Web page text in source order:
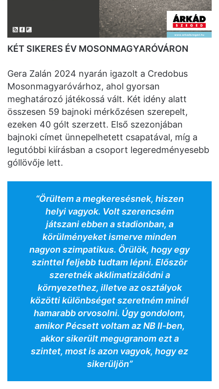
KÉT SIKERES ÉV MOSONMAGYARÓVÁRON
Gera Zalán 2024 nyarán igazolt a Credobus
Mosonmagyaróvárhoz, ahol gyorsan
meghatározó játékossá vált. Két idény alatt
összesen 59 bajnoki mérkőzésen szerepelt,
ezeken 40 gólt szerzett. Első szezonjában
bajnoki címet ünnepelhetett csapatával, míg a
legutóbbi kiírásban a csoport legeredményesebb
góllövője lett.
“Örültem a megkeresésnek, hiszen
helyi vagyok. Volt szerencsém
játszani ebben a stadionban, a
körülményeket ismerve minden
nagyon szimpatikus. Örülök, hogy egy
szinttel feljebb tudtam lépni. Először
szeretnék akklimatizálódni a
környezethez, illetve az osztályok
közötti különbséget szeretném minél
hamarabb orvosolni. Úgy gondolom,
amikor Pécsett voltam az NB II-ben,
akkor sikerült megugranom ezt a
szintet, most is azon vagyok, hogy ez
sikerüljön”